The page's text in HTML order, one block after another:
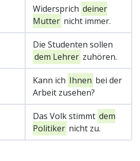
Widersprich deiner
Mutter nicht immer.
Die Studenten sollen
dem Lehrer zuhören.
Kann ich Ihnen bei der
Arbeit zusehen?
Das Volk stimmt dem
Politiker nicht zu.